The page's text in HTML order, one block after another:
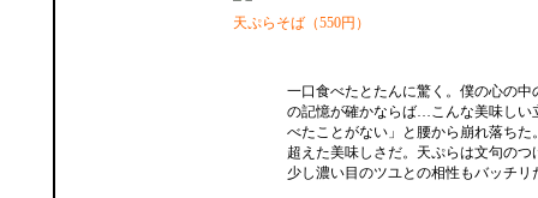
天ぷらそば（550円）
一口食べたとたんに驚く。僕の心の中
の記憶が確かならば…こんな美味しい
べたことがない」と腰から崩れ落ちた
超えた美味しさだ。天ぷらは文句のつ
少し濃い目のツユとの相性もバッチリ